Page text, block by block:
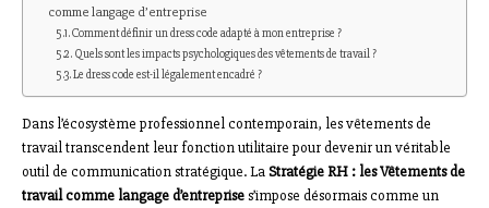
comme langage d’entreprise
Comment définir un dress code adapté à mon entreprise ?
Quels sont les impacts psychologiques des vêtements de travail ?
Le dress code est-il légalement encadré ?
Dans l’écosystème professionnel contemporain, les vêtements de
travail transcendent leur fonction utilitaire pour devenir un véritable
outil de communication stratégique. LaStratégie RH : les Vêtements de
travail comme langage d’entreprises’impose désormais comme un